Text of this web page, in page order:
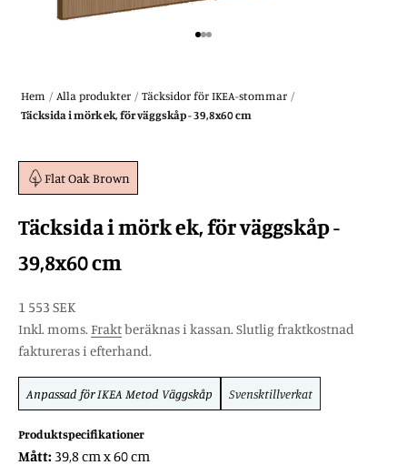
Gå till 1
Gå till 2
Gå till 3
Hem / Alla produkter / Täcksidor för IKEA-stommar /
Täcksida i mörk ek, för väggskåp - 39,8x60 cm
Flat Oak Brown
Täcksida i mörk ek, för väggskåp -
39,8x60 cm
REA-pris
1 553 SEK
Inkl. moms.Fraktberäknas i kassan. Slutlig fraktkostnad
faktureras i efterhand.
Anpassad förIKEA Metod Väggskåp Svensktillverkat
Produktspecifikationer
Mått:39,8 cm x 60 cm